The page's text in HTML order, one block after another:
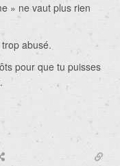
» ne vaut plus rien
abusé.
pour que tu puisses